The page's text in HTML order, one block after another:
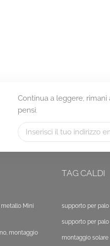
Continua a leggere,
pensi.
Mini
montaggio
TAG CALDI
supporto per palo
supporto per
montaggio